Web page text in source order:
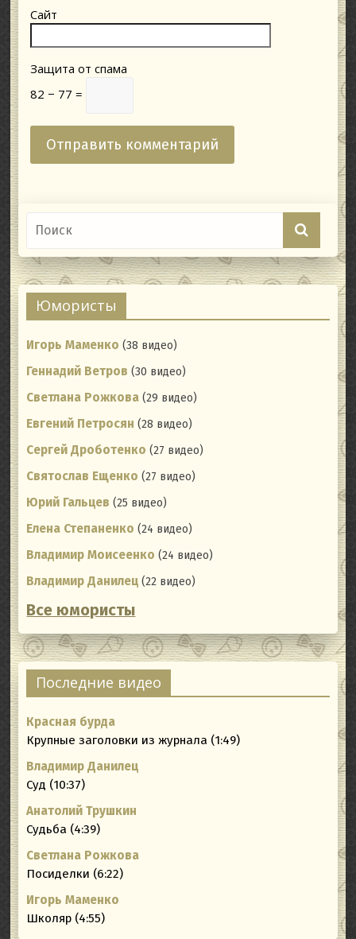
Сайт
Защита от спама
82 − 77 =
Юмористы
Игорь Маменко (38 видео)
Геннадий Ветров (30 видео)
Светлана Рожкова (29 видео)
Евгений Петросян (28 видео)
Сергей Дроботенко (27 видео)
Святослав Ещенко (27 видео)
Юрий Гальцев (25 видео)
Елена Степаненко (24 видео)
Владимир Моисеенко (24 видео)
Владимир Данилец (22 видео)
Все юмористы
Последние видео
Красная бурда
Крупные заголовки из журнала (1:49)
Владимир Данилец
Суд (10:37)
Анатолий Трушкин
Судьба (4:39)
Светлана Рожкова
Посиделки (6:22)
Игорь Маменко
Школяр (4:55)